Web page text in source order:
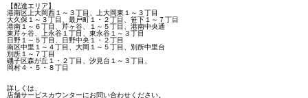
【配達エリア】
港南区上大岡西１～３丁目、上大岡東１～３丁目
大久保１～３丁目、最戸町１・２丁目、笹下１～７丁目
港南１～６丁目、芹ヶ谷、１～５丁目、港南中央通
東芹ヶ谷、上永谷１丁目、東永谷１～３丁目
日野１～５丁目、日野中央１・２丁目
南区中里１～４丁目、大岡１～５丁目、別所中里台
別所１～７丁目
磯子区森が丘１・２丁目、汐見台１～３丁目、
岡村４・５・８丁目
詳しくは、
店舗サービスカウンターにお問い合わせください。